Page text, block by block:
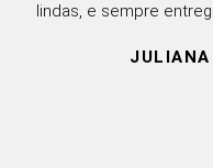
lindas, e sempre
JULIANA